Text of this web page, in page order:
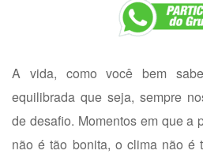
A vida, como você bem
equilibrada que seja, sempre
de desafio. Momentos em que a
não é tão bonita, o clima não é